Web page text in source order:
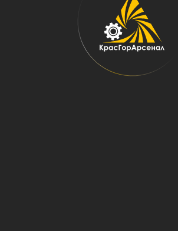
запчасти для рудоразмольных
заводским ценам.